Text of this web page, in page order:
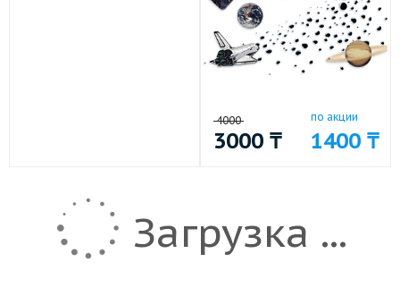
4000
3000 ₸
по акции
1400 ₸
Загрузка ...